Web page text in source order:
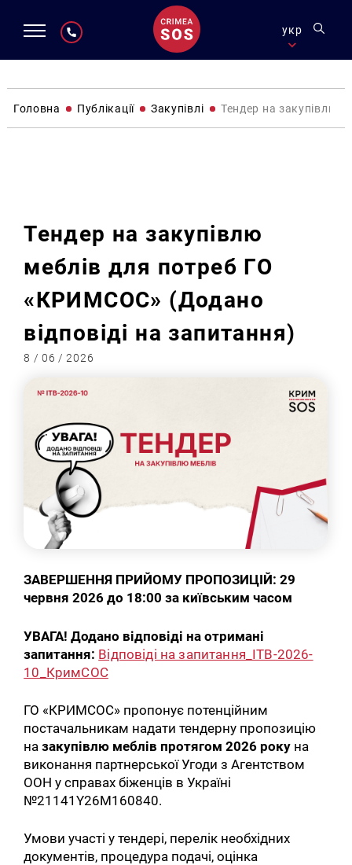
укр
Головна Публікації Закупівлі Тендер на закупівлю
Тендер на закупівлю
меблів для потреб ГО
«КРИМСОС» (Додано
відповіді на запитання)
8 / 06 / 2026
ЗАВЕРШЕННЯ ПРИЙОМУ ПРОПОЗИЦІЙ: 29
червня 2026 до 18:00 за київським часом
УВАГА! Додано відповіді на отримані
запитання: Відповіді на запитання_ITB-2026-
10_КримСОС
ГО «КРИМСОС» пропонує потенційним
постачальникам надати тендерну пропозицію
назакупівлю меблів протягом 2026 року на
виконання партнерської Угоди з Агентством
ООН у справах біженців в Україні
№21141Y26M160840.
Умови участі у тендері, перелік необхідних
документів, процедура подачі, оцінка